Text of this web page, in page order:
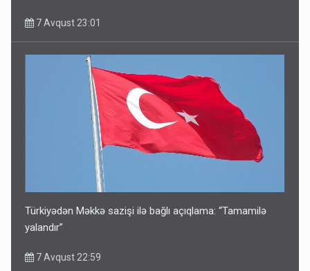
7 Avqust 23:01
Türkiyədən Məkkə sazişi ilə bağlı açıqlama: “Tamamilə
yalandır”
7 Avqust 22:59